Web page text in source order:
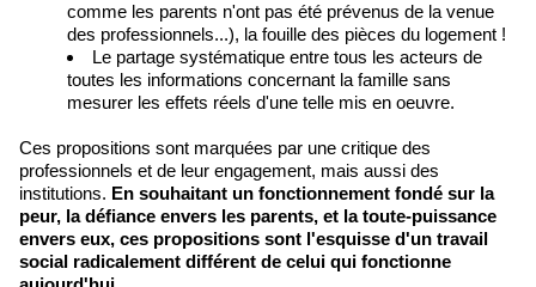
comme les parents n'ont pas été prévenus de la venue
des professionnels...), la fouille des pièces du logement !
Le partage systématique entre tous les acteurs de
toutes les informations concernant la famille sans
mesurer les effets réels d'une telle mis en oeuvre.
Ces propositions sont marquées par une critique des
professionnels et de leur engagement, mais aussi des
institutions. En souhaitant un fonctionnement fondé sur la
peur, la défiance envers les parents, et la toute-puissance
envers eux, ces propositions sont l'esquisse d'un travail
social radicalement différent de celui qui fonctionne